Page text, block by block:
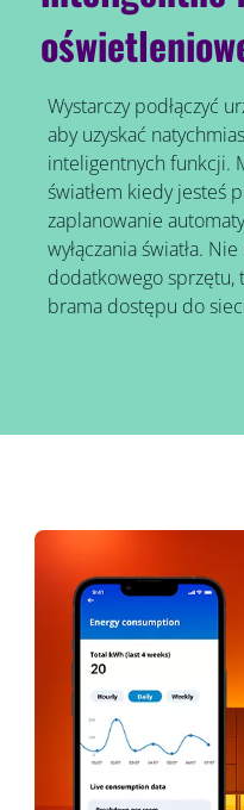
Wystarczy podłączyć
aby uzyskać
inteligentnych funkcji.
światłem kiedy jesteś
zaplanowanie
wyłączania światła.
dodatkowego sprzętu,
brama dostępu do